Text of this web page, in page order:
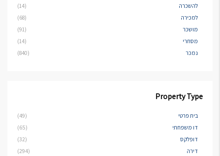
להשכרה
(14)
למכירה
(68)
מושכר
(91)
מסחרי
(14)
נמכר
(840)
Property Type
בית פרטי
(49)
דו משפחתי
(65)
דופלקס
(32)
דירה
(294)